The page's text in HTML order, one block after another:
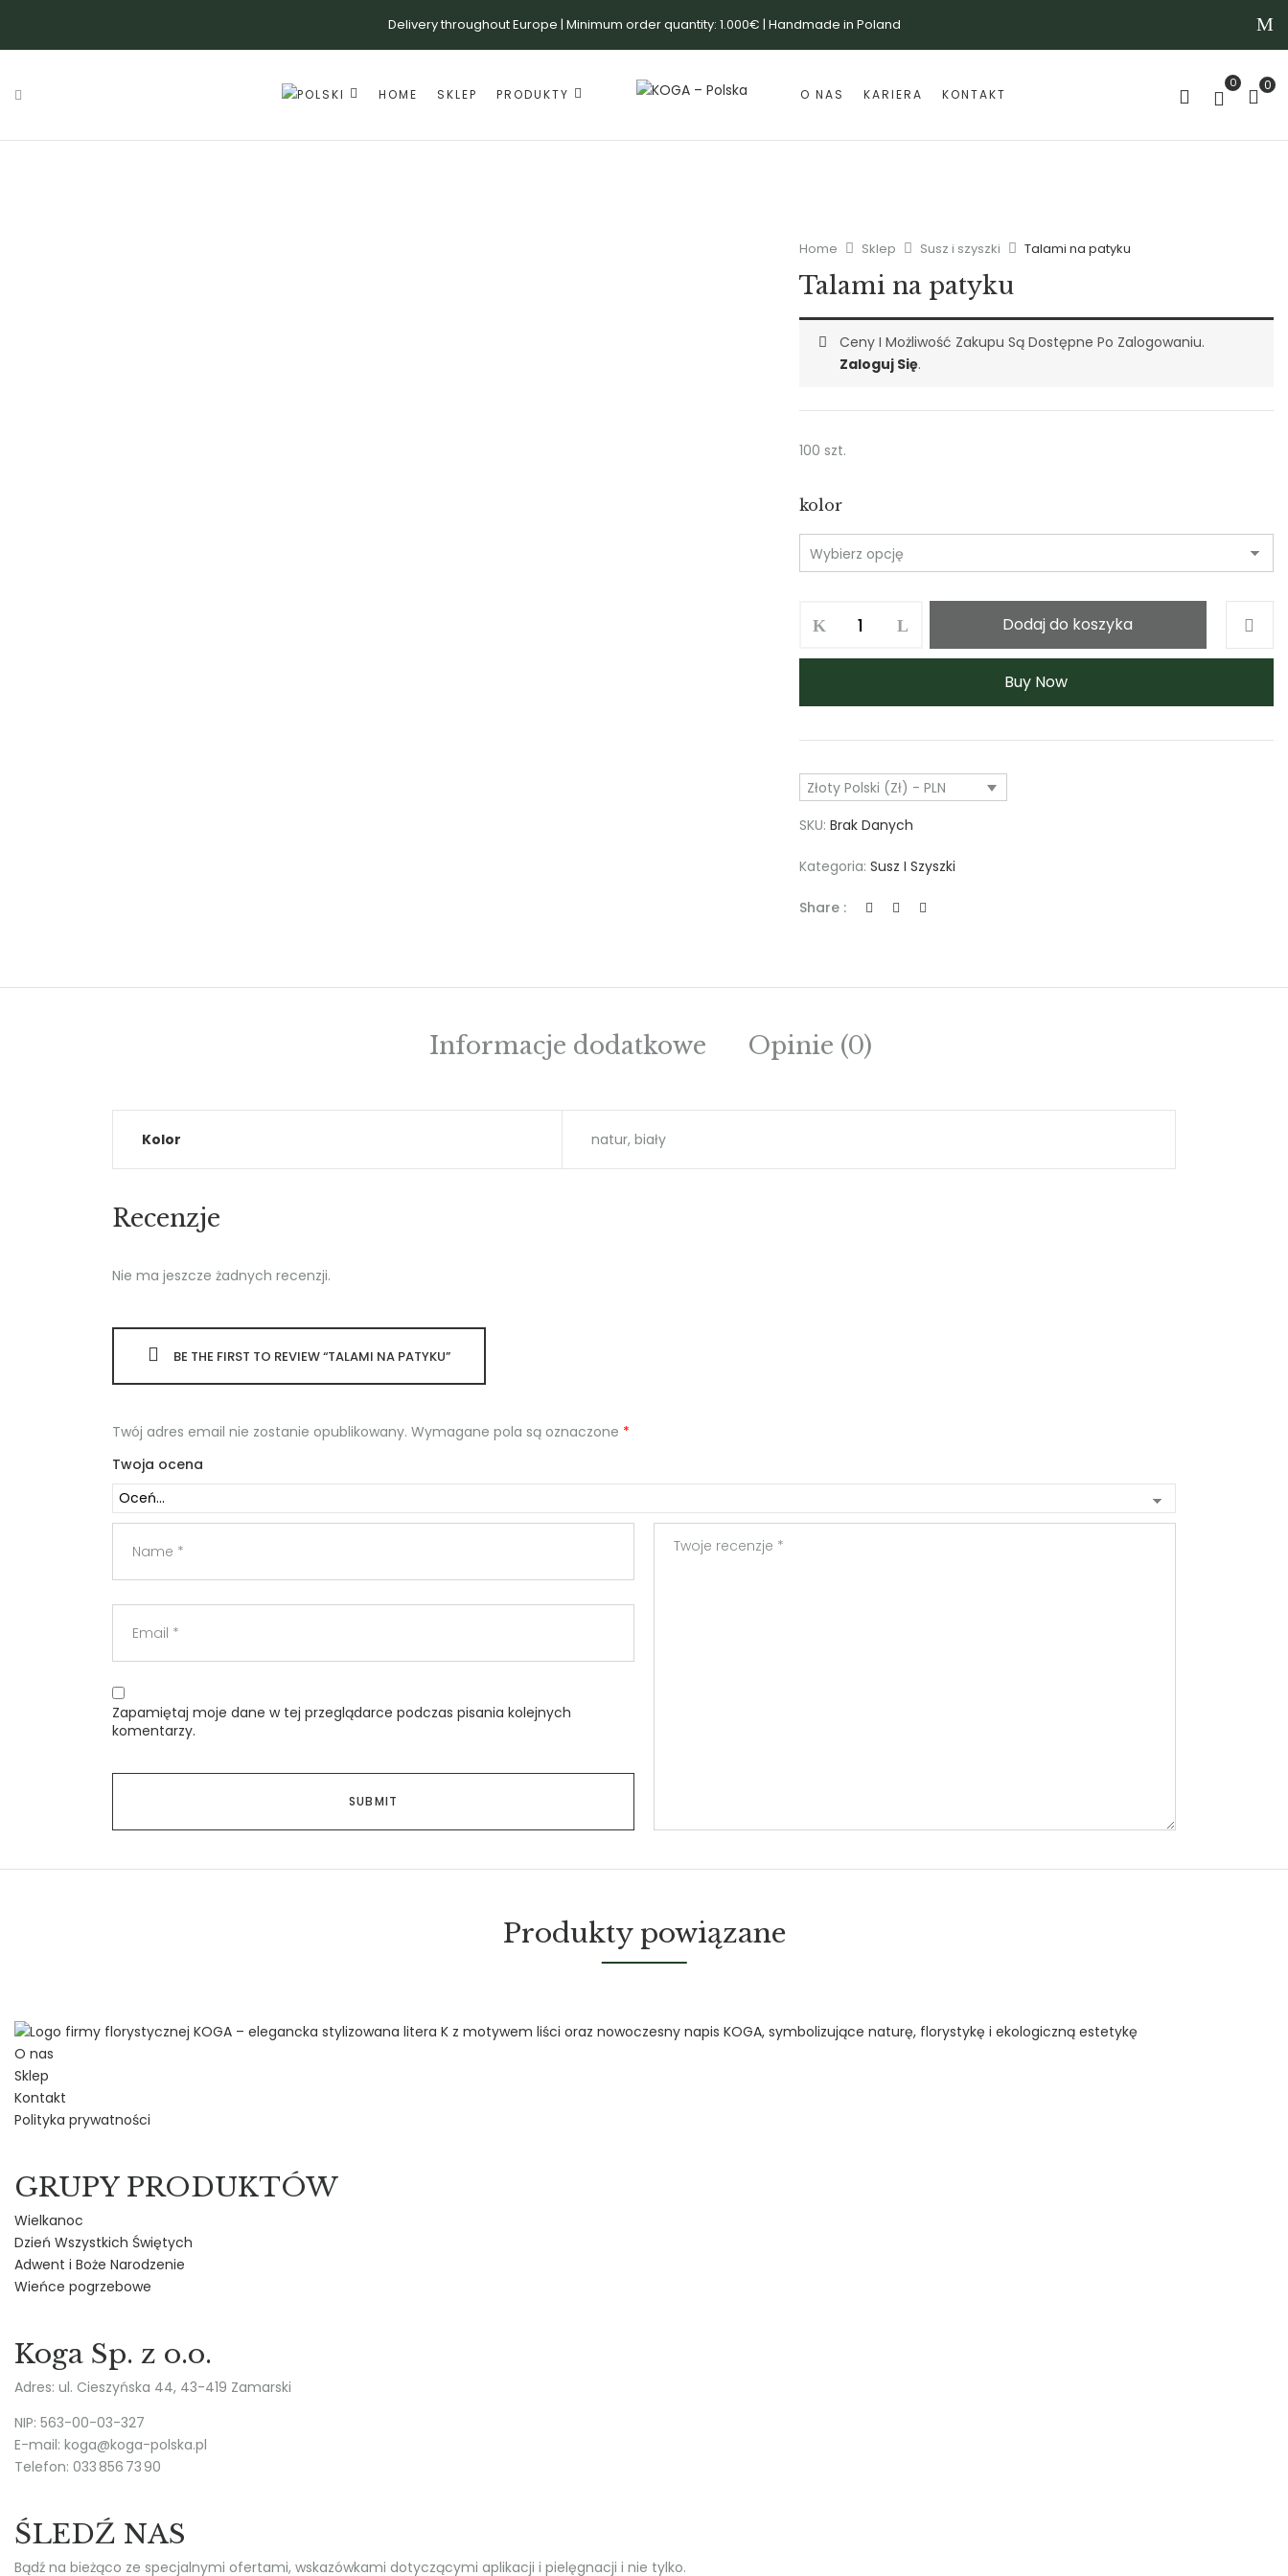
Delivery throughout Europe | Minimum order quantity: 1.000€ | Handmade in Poland
HOME SKLEP PRODUKTY O NAS KARIERA KONTAKT
0 0
Home Sklep Susz i szyszki Talami na patyku
Talami na patyku
Ceny I Możliwość Zakupu Są Dostępne Po Zalogowaniu.
Zaloguj Się.
100 szt.
kolor
Talami
na
Dodaj do koszyka
Buy Now
Złoty Polski (zł) - PLN
SKU: Brak Danych
Kategoria: Susz I Szyszki
Share :
Informacje dodatkowe Opinie (0)
Kolor natur, biały
Recenzje
Nie ma jeszcze żadnych recenzji.
BE THE FIRST TO REVIEW “TALAMI NA PATYKU”
Twój adres email nie zostanie opublikowany. Wymagane pola są oznaczone *
Twoja ocena
Zapamiętaj moje dane w tej przeglądarce podczas pisania kolejnych
komentarzy.
Produkty powiązane
O nas
Sklep
Kontakt
Polityka prywatności
GRUPY PRODUKTÓW
Wielkanoc
Dzień Wszystkich Świętych
Adwent i Boże Narodzenie
Wieńce pogrzebowe
Koga Sp. z o.o.
Adres: ul. Cieszyńska 44, 43-419 Zamarski
NIP: 563-00-03-327
E-mail: koga@koga-polska.pl
Telefon: 033 856 73 90
ŚLEDŹ NAS
Bądź na bieżąco ze specjalnymi ofertami, wskazówkami dotyczącymi aplikacji i pielęgnacji i nie tylko.